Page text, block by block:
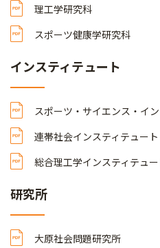
理工学研究科
スポーツ健康学研究科
インスティテュート
スポーツ・サイエンス・イ
連帯社会インスティテュート
総合理工学インスティテュー
研究所
大原社会問題研究所